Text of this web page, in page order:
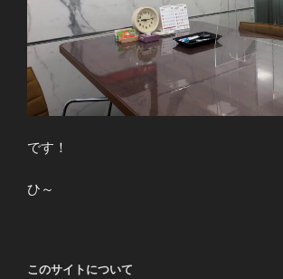
です！
ひ～
このサイトについて